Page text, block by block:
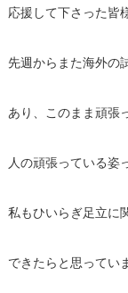
応援して下さった皆
先週からまた海外の
あり、このまま頑張
人の頑張っている姿
私もひいらぎ足立に
できたらと思ってい